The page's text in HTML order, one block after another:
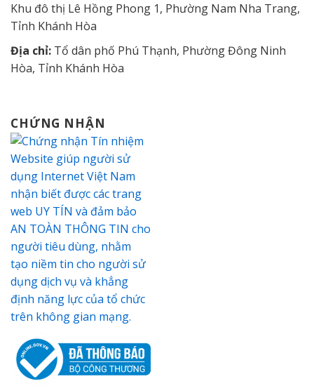
Khu đô thị Lê Hồng Phong 1, Phường Nam Nha Trang,
Tỉnh Khánh Hòa
Địa chỉ: Tổ dân phố Phú Thạnh, Phường Đông Ninh
Hòa, Tỉnh Khánh Hòa
CHỨNG NHẬN